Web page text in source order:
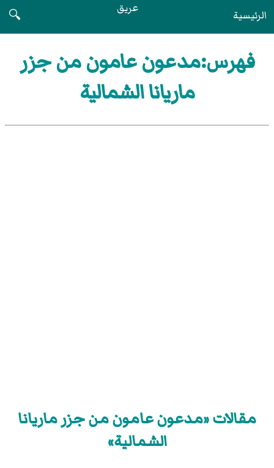
الرئيسية عريق
🔍
فهرس:مدعون عامون من جزر
ماريانا الشمالية
مقالات «مدعون عامون من جزر ماريانا
الشمالية»